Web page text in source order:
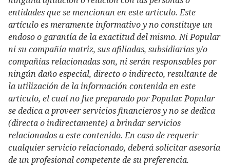
entidades que se mencionan en este artículo. Este
artículo es meramente informativo y no constituye un
endoso o garantía de la exactitud del mismo. Ni Popular
ni su compañía matriz, sus afiliadas, subsidiarias y/o
compañías relacionadas son, ni serán responsables por
ningún daño especial, directo o indirecto, resultante de
la utilización de la información contenida en este
artículo, el cual no fue preparado por Popular. Popular
se dedica a proveer servicios financieros y no se dedica
(directa o indirectamente) a brindar servicios
relacionados a este contenido. En caso de requerir
cualquier servicio relacionado, deberá solicitar asesoría
de un profesional competente de su preferencia.